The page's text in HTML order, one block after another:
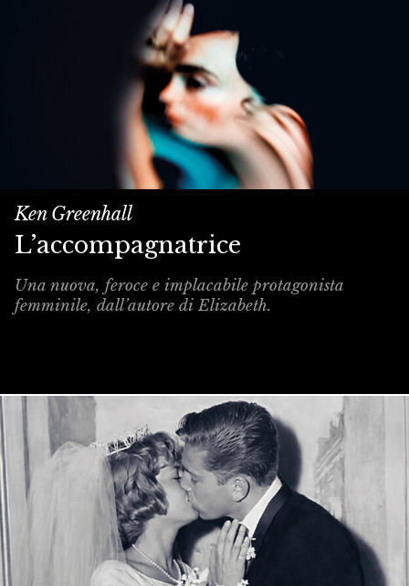
Ken Greenhall
L’accompagnatrice
Una nuova, feroce e implacabile protagonista
femminile, dall’autore di Elizabeth.